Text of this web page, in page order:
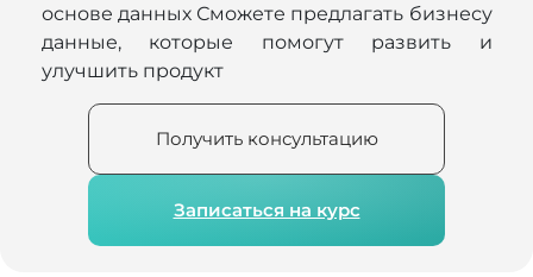
основе данных Сможете предлагать бизнесу
данные, которые помогут развить и
улучшить продукт
Записаться на курс
Получить консультацию